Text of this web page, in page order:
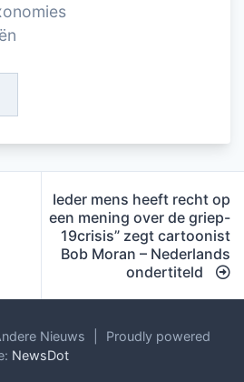
Ieder mens heeft recht op
een mening over de griep-
19crisis” zegt cartoonist
Bob Moran – Nederlands
ondertiteld
Nieuws
Proudly powered
NewsDot